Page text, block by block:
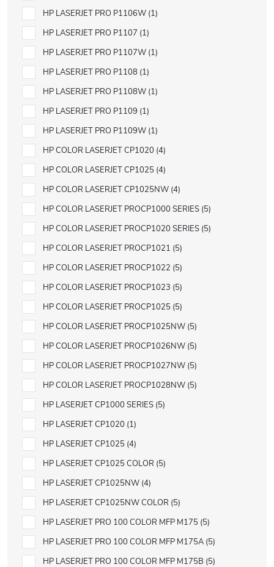
HP LASERJET PRO P1106W 1
HP LASERJET PRO P1107 1
HP LASERJET PRO P1107W 1
HP LASERJET PRO P1108 1
HP LASERJET PRO P1108W 1
HP LASERJET PRO P1109 1
HP LASERJET PRO P1109W 1
HP COLOR LASERJET CP1020 4
HP COLOR LASERJET CP1025 4
HP COLOR LASERJET CP1025NW 4
HP COLOR LASERJET PROCP1000 SERIES 5
HP COLOR LASERJET PROCP1020 SERIES 5
HP COLOR LASERJET PROCP1021 5
HP COLOR LASERJET PROCP1022 5
HP COLOR LASERJET PROCP1023 5
HP COLOR LASERJET PROCP1025 5
HP COLOR LASERJET PROCP1025NW 5
HP COLOR LASERJET PROCP1026NW 5
HP COLOR LASERJET PROCP1027NW 5
HP COLOR LASERJET PROCP1028NW 5
HP LASERJET CP1000 SERIES 5
HP LASERJET CP1020 1
HP LASERJET CP1025 4
HP LASERJET CP1025 COLOR 5
HP LASERJET CP1025NW 4
HP LASERJET CP1025NW COLOR 5
HP LASERJET PRO 100 COLOR MFP M175 5
HP LASERJET PRO 100 COLOR MFP M175A 5
HP LASERJET PRO 100 COLOR MFP M175B 5